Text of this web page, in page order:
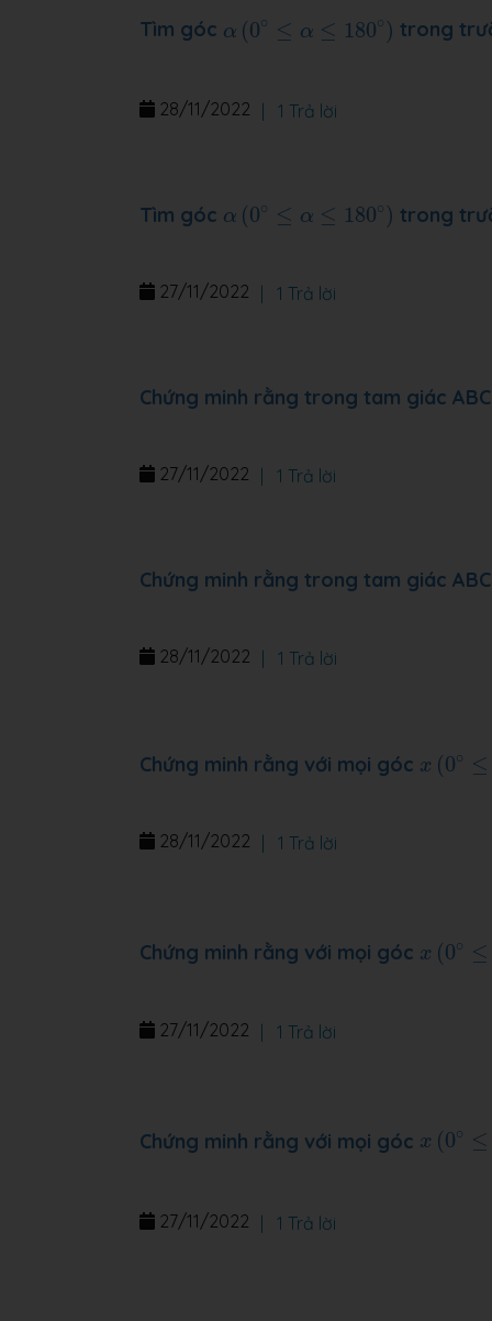
Tìm góc α (0∘ ≤ α ≤ 180∘ )
(0∘ ≤α 180 ∘ ) trong
28/11/2022 1 Trả lời
Tìm góc α (0∘ ≤ α ≤ 180∘ )
α (0∘ ≤α ≤ 180 ∘ ) trong
27/11/2022 1 Trả lời
Chứng minh rằng trong tam giác
27/11/2022 1 Trả lời
Chứng minh rằng trong tam giác
28/11/2022 1 Trả lời
Chứng minh rằng với mọi góc x (0∘ ≤
x 0∘ ≤x
28/11/2022 1 Trả lời
Chứng minh rằng với mọi góc x (0∘ ≤
x 0∘ ≤x
27/11/2022 | 1 Trả lời
Chứng minh rằng với mọi góc x (0∘ ≤
x 0∘ ≤x
27/11/2022 1 Trả lời